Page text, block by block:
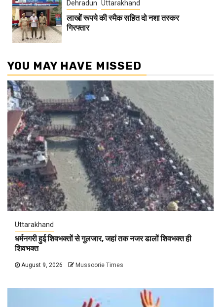
Dehradun Uttarakhand
लाखोें रूपये की स्मैक सहित दो नशा तस्कर
गिरफ्तार
YOU MAY HAVE MISSED
Uttarakhand
धर्मनगरी हुई शिवभक्तों से गुलजार, जहां तक नजर डालों शिवभक्त ही
शिवभक्त
August 9, 2026 Mussoorie Times